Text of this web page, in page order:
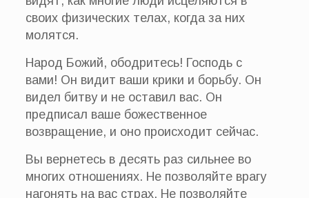
своих физических телах, когда за них
молятся.
Народ Божий, ободритесь! Господь с
вами! Он видит ваши крики и борьбу. Он
видел битву и не оставил вас. Он
предписал ваше божественное
возвращение, и оно происходит сейчас.
Вы вернетесь в десять раз сильнее во
многих отношениях. Не позволяйте врагу
нагонять на вас страх. Не позволяйте